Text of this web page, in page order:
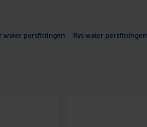
water persfittingen Rvs water persfittingen